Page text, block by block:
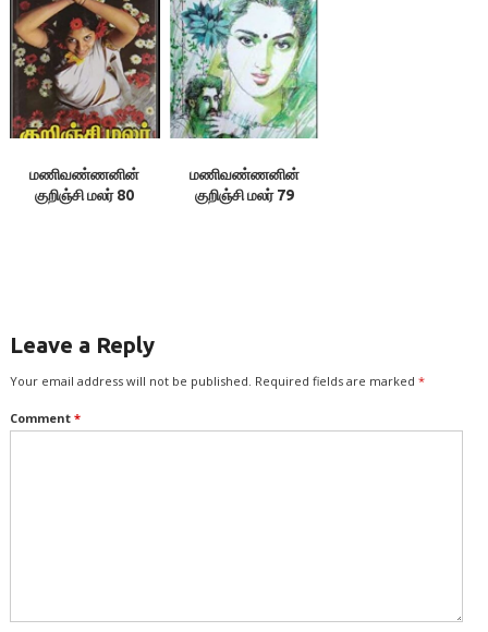
மணிவண்ணனின்
குறிஞ்சி மலர் 80
மணிவண்ணனின்
குறிஞ்சி மலர் 79
Leave a Reply
Your email address will not be published. Required fields are marked *
Comment *